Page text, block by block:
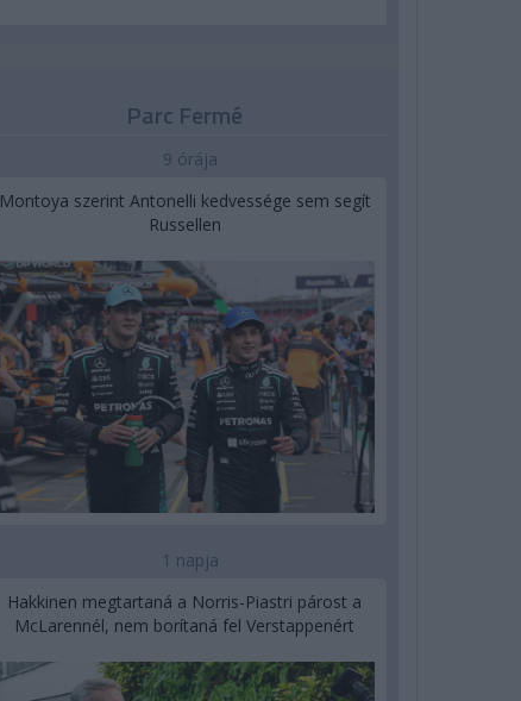
Parc Fermé
9 órája
Montoya szerint Antonelli kedvessége sem segít
Russellen
1 napja
Hakkinen megtartaná a Norris-Piastri párost a
McLarennél, nem borítaná fel Verstappenért